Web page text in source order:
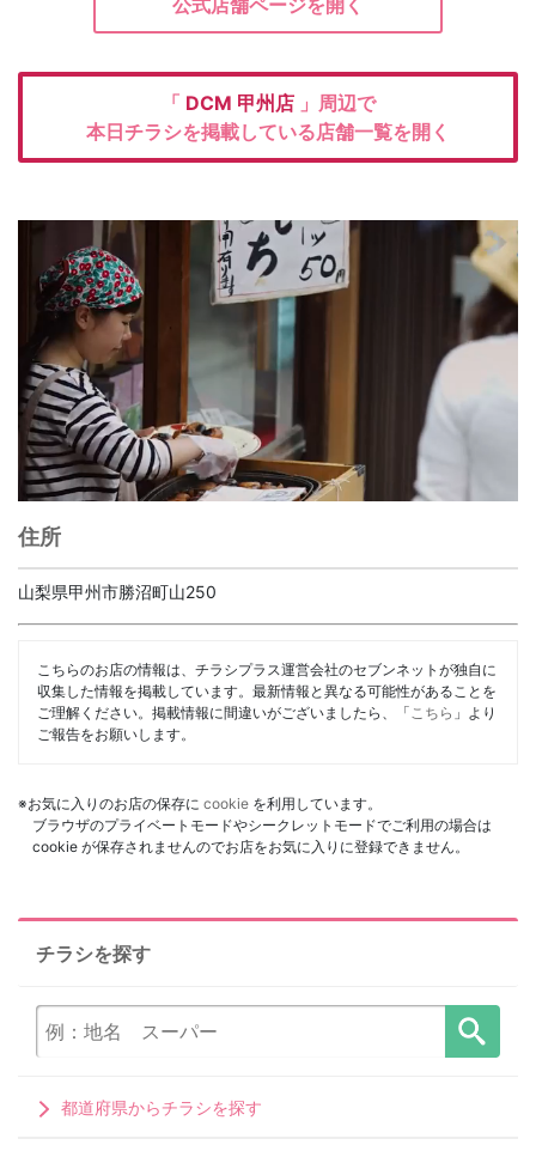
「 DCM 甲州店 」周辺で
本日チラシを掲載している店舗一覧を開く
住所
山梨県甲州市勝沼町山250
こちらのお店の情報は、チラシプラス運営会社のセブンネットが独自に
収集した情報を掲載しています。最新情報と異なる可能性があることを
ご理解ください。掲載情報に間違いがございましたら、「 こちら 」より
ご報告をお願いします。
※お気に入りのお店の保存に cookie を利用しています。
ブラウザのプライベートモードやシークレットモードでご利用の場合は
cookie が保存されませんのでお店をお気に入りに登録できません。
チラシを探す
都道府県からチラシを探す